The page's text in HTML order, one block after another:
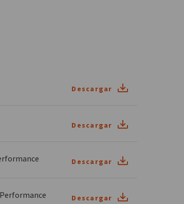
Descargar
Descargar
Descargar
Descargar